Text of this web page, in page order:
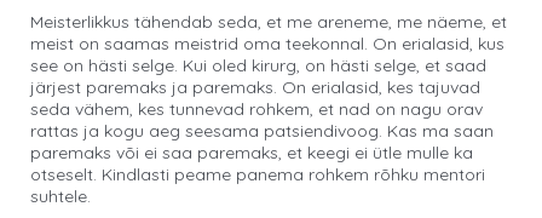
Meisterlikkus tähendab seda, et me areneme, me näeme, et
meist on saamas meistrid oma teekonnal. On erialasid, kus
see on hästi selge. Kui oled kirurg, on hästi selge, et saad
järjest paremaks ja paremaks. On erialasid, kes tajuvad
seda vähem, kes tunnevad rohkem, et nad on nagu orav
rattas ja kogu aeg seesama patsiendivoog. Kas ma saan
paremaks või ei saa paremaks, et keegi ei ütle mulle ka
otseselt. Kindlasti peame panema rohkem rõhku mentori
suhtele.